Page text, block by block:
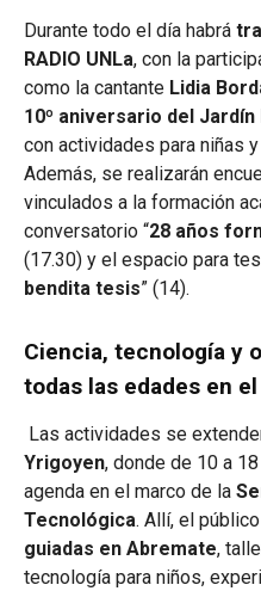
Durante todo el día habrá
RADIO UNLa, con la
como la cantante Lidia
10º aniversario del
con actividades para niñas
Además, se realizarán
vinculados a la formación
conversatorio “28 años
(17.30) y el espacio para
bendita tesis” (14).
Ciencia, tecnología y
todas las edades en
Las actividades se
Yrigoyen, donde de 10 a
agenda en el marco de la
Tecnológica. Allí, el
guiadas en Abremate,
tecnología para niños,